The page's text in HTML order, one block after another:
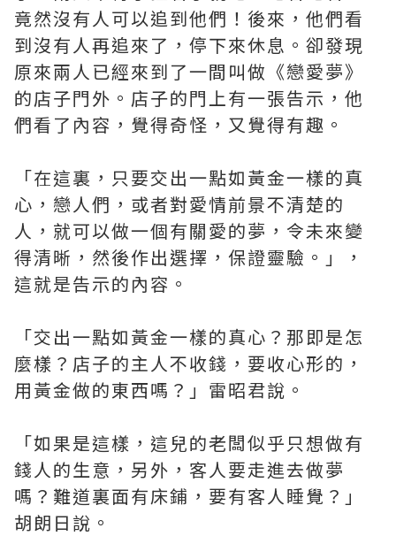
竟然沒有人可以追到他們！後來，他們看
到沒有人再追來了，停下來休息。卻發現
原來兩人已經來到了一間叫做《戀愛夢》
的店子門外。店子的門上有一張告示，他
們看了內容，覺得奇怪，又覺得有趣。
「在這裏，只要交出一點如黃金一樣的真
心，戀人們，或者對愛情前景不清楚的
人，就可以做一個有關愛的夢，令未來變
得清晰，然後作出選擇，保證靈驗。」，
這就是告示的內容。
「交出一點如黃金一樣的真心？那即是怎
麼樣？店子的主人不收錢，要收心形的，
用黃金做的東西嗎？」雷昭君說。
「如果是這樣，這兒的老闆似乎只想做有
錢人的生意，另外，客人要走進去做夢
嗎？難道裏面有床鋪，要有客人睡覺？」
胡朗日說。